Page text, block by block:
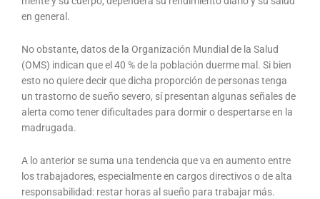
en general.
No obstante, datos de la Organización Mundial de la Salud
(OMS) indican que el 40 % de la población duerme mal. Si bien
esto no quiere decir que dicha proporción de personas tenga
un trastorno de sueño severo, sí presentan algunas señales de
alerta como tener dificultades para dormir o despertarse en la
madrugada.
A lo anterior se suma una tendencia que va en aumento entre
los trabajadores, especialmente en cargos directivos o de alta
responsabilidad: restar horas al sueño para trabajar más.